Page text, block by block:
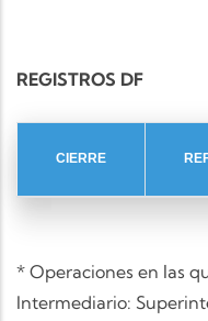
REGISTROS DF
CIERRE
* Operaciones en las
Intermediario: